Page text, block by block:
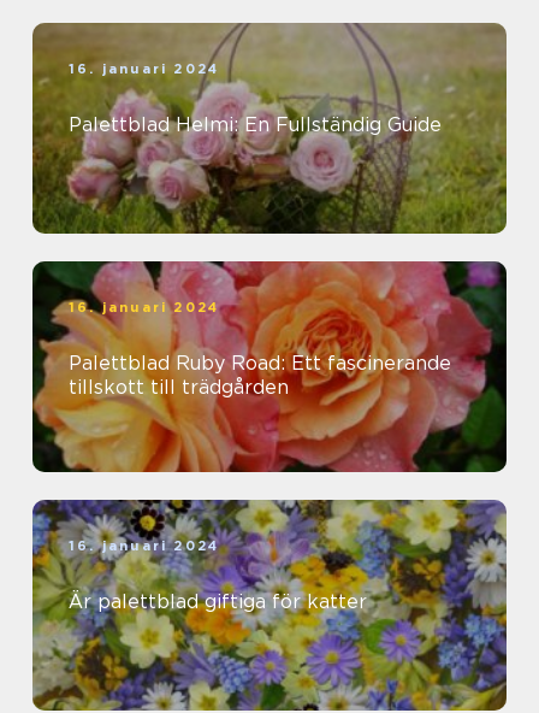
16. januari 2024
Palettblad Helmi: En Fullständig Guide
16. januari 2024
Palettblad Ruby Road: Ett fascinerande
tillskott till trädgården
16. januari 2024
Är palettblad giftiga för katter